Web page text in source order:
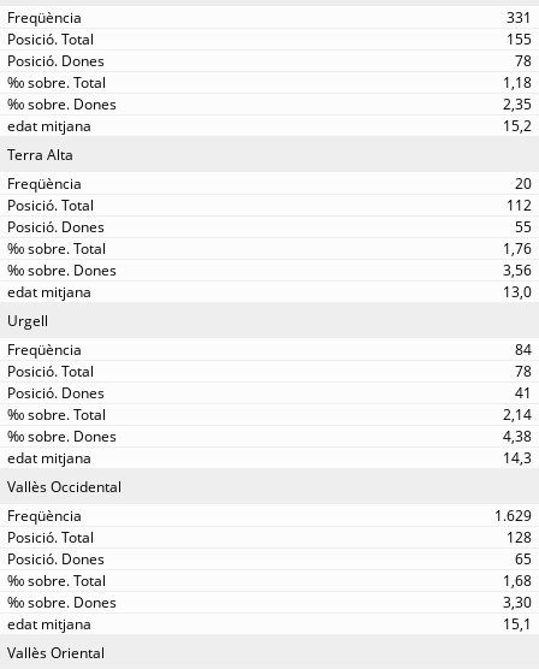
331
155
78
1,18
2,35
15,2
Terra Alta
20
112
55
1,76
3,56
13,0
Urgell
84
78
41
2,14
4,38
14,3
Vallès Occidental
1.629
128
65
1,68
3,30
15,1
Vallès Oriental